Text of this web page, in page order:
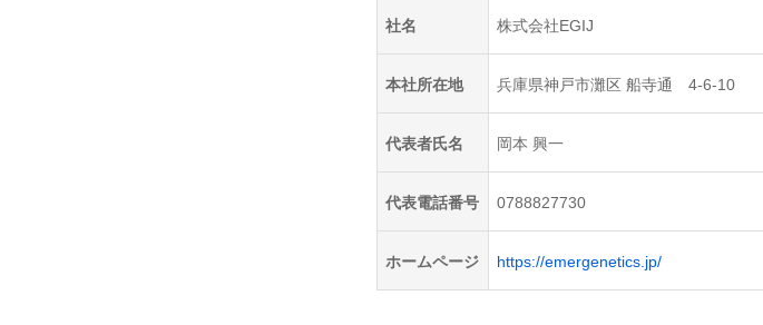
社名 株式会社EGIJ
本社所在地 兵庫県神戸市灘区 船寺通 4-6-10
代表者氏名 岡本 興一
代表電話番号 0788827730
ホームページ https://emergenetics.jp/